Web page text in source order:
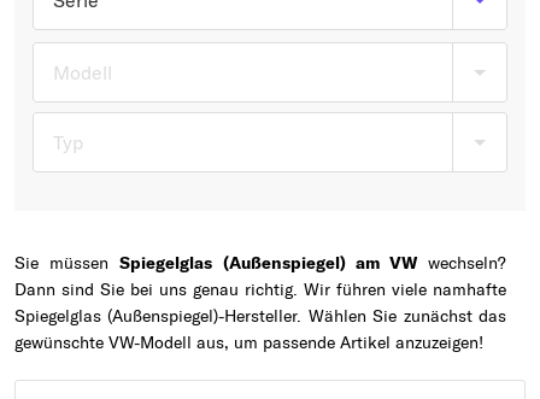
Modell
Typ
Sie müssenSpiegelglas (Außenspiegel) am VWwechseln?
Dann sind Sie bei uns genau richtig. Wir führen viele namhafte
Spiegelglas (Außenspiegel)-Hersteller. Wählen Sie zunächst das
gewünschte VW-Modell aus, um passende Artikel anzuzeigen!